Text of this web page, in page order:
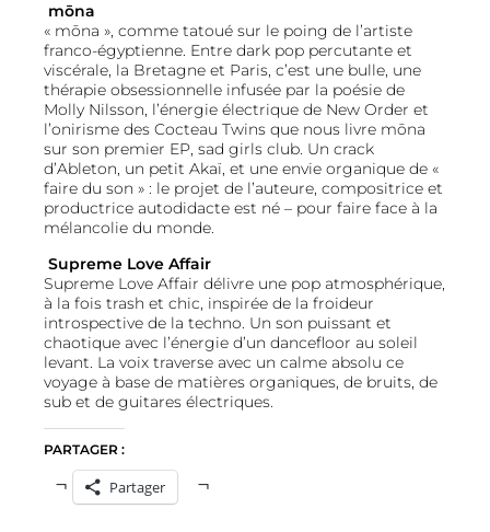
mōna
« mōna », comme tatoué sur le poing de l’artiste
franco-égyptienne. Entre dark pop percutante et
viscérale, la Bretagne et Paris, c’est une bulle, une
thérapie obsessionnelle infusée par la poésie de
Molly Nilsson, l’énergie électrique de New Order et
l’onirisme des Cocteau Twins que nous livre mōna
sur son premier EP, sad girls club. Un crack
d’Ableton, un petit Akaï, et une envie organique de «
faire du son » : le projet de l’auteure, compositrice et
productrice autodidacte est né – pour faire face à la
mélancolie du monde.
Supreme Love Affair
Supreme Love Affair délivre une pop atmosphérique,
à la fois trash et chic, inspirée de la froideur
introspective de la techno. Un son puissant et
chaotique avec l’énergie d’un dancefloor au soleil
levant. La voix traverse avec un calme absolu ce
voyage à base de matières organiques, de bruits, de
sub et de guitares électriques.
PARTAGER :
Partager